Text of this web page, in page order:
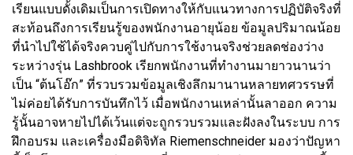
เรียนแบบดั้งเดิมเป็นการเปิดทางให้กับแนวทางการปฏิบัติจริงที่
สะท้อนถึงการเรียนรู้ของพนักงานอายุน้อย ข้อมูลปริมาณน้อย
ที่นำไปใช้ได้จริงควบคู่ไปกับการใช้งานจริงช่วยลดช่องว่าง
ระหว่างรุ่น Lashbrook เรียกพนักงานที่ทำงานมายาวนานว่า
เป็น “ต้นโอ๊ก” ที่รวบรวมข้อมูลเชิงลึกมานานหลายทศวรรษที่
ไม่ค่อยได้รับการบันทึกไว้ เมื่อพนักงานเหล่านั้นลาออก ความ
รู้นั้นอาจหายไปได้เว้นแต่จะถูกรวบรวมและฝังลงในระบบ การ
ฝึกอบรม และเครื่องมือดิจิทัล Riemenschneider มองว่าปัญหา